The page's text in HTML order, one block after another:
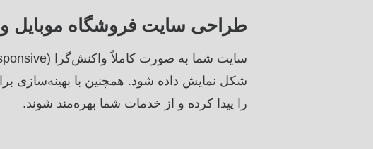
طراحی سایت فروشگاه موبایل و
را پیدا کرده و از خدمات شما بهره‌مند شوند.